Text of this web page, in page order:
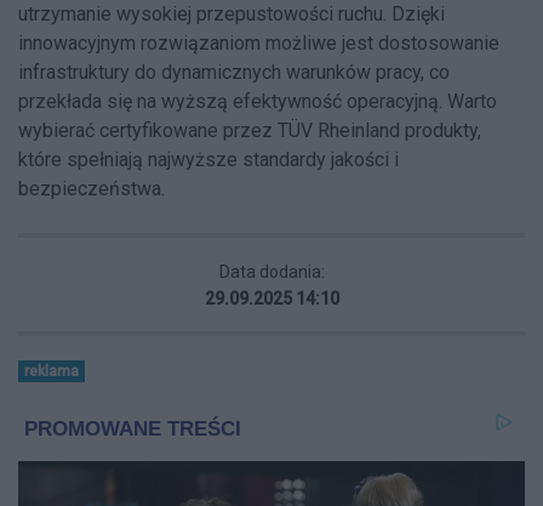
utrzymanie wysokiej przepustowości ruchu. Dzięki
innowacyjnym rozwiązaniom możliwe jest dostosowanie
infrastruktury do dynamicznych warunków pracy, co
przekłada się na wyższą efektywność operacyjną. Warto
wybierać certyfikowane przez TÜV Rheinland produkty,
które spełniają najwyższe standardy jakości i
bezpieczeństwa.
Data dodania:
29.09.2025 14:10
reklama